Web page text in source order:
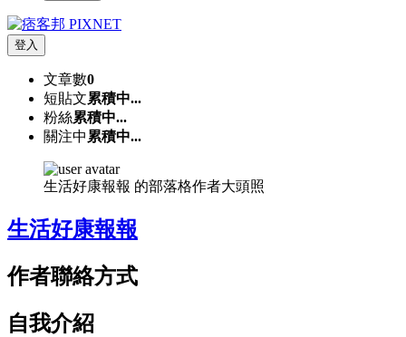
登入
文章數0
短貼文累積中...
粉絲累積中...
關注中 累積中...
生活好康報報 的部落格作者大頭照
生活好康報報
作者聯絡方式
自我介紹